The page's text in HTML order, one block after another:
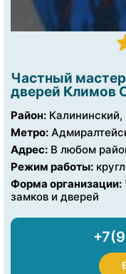
Частный
дверей Климов
Район: Калининский,
Метро:
Адрес: В любом
Режим работы:
Форма организации:
замков и дверей